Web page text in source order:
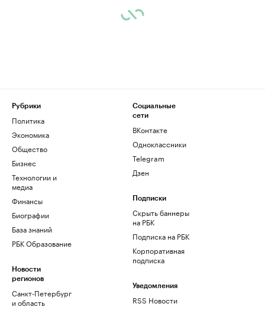
Рубрики
Политика
Экономика
Общество
Бизнес
Технологии и
медиа
Финансы
Биографии
База знаний
РБК Образование
Новости
регионов
Санкт-Петербург
и область
Социальные
сети
ВКонтакте
Одноклассники
Telegram
Дзен
Подписки
Скрыть баннеры
на РБК
Подписка на РБК
Корпоративная
подписка
Уведомления
RSS Новости